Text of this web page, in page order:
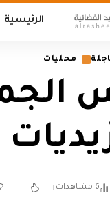
الرئيسية
محليات
6 مشاهدات